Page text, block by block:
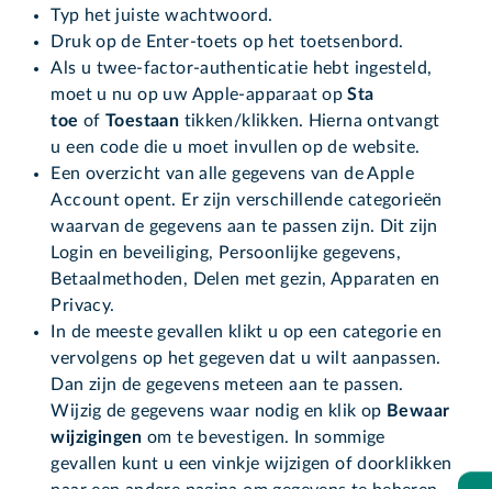
Typ het juiste wachtwoord.
Druk op de Enter-toets op het toetsenbord.
Als u twee-factor-authenticatie hebt ingesteld,
moet u nu op uw Apple-apparaat opSta
toe of Toestaan tikken/klikken. Hierna ontvangt
u een code die u moet invullen op de website.
Een overzicht van alle gegevens van de Apple
Account opent. Er zijn verschillende categorieën
waarvan de gegevens aan te passen zijn. Dit zijn
Login en beveiliging, Persoonlijke gegevens,
Betaalmethoden, Delen met gezin, Apparaten en
Privacy.
In de meeste gevallen klikt u op een categorie en
vervolgens op het gegeven dat u wilt aanpassen.
Dan zijn de gegevens meteen aan te passen.
Wijzig de gegevens waar nodig en klik op Bewaar
wijzigingenom te bevestigen. In sommige
gevallen kunt u een vinkje wijzigen of doorklikken